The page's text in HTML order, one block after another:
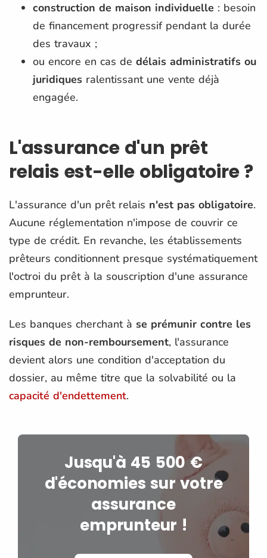
construction de maison individuelle : besoin
de financement progressif pendant la durée
des travaux ;
ou encore en cas de délais administratifs ou
juridiques ralentissant une vente déjà
engagée.
L'assurance d'un prêt
relais est-elle obligatoire ?
L'assurance d'un prêt relais n'est pas obligatoire.
Aucune réglementation n'impose de couvrir ce
type de crédit. En revanche, les établissements
prêteurs conditionnent presque systématiquement
l'octroi du prêt à la souscription d'une assurance
emprunteur.
Les banques cherchant à se prémunir contre les
risques de non-remboursement, l'assurance
devient alors une condition d'acceptation du
dossier, au même titre que la solvabilité ou la
capacité d'endettement.
Jusqu'à 45 500 €
d'économies sur votre
assurance
emprunteur !